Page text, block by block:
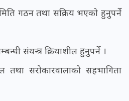
गठन तथा सक्रिय भएको हुनुपर्ने
संयन्त्र क्रियाशील हुनुपर्ने ।
सरोकारवालाको सहभागिता